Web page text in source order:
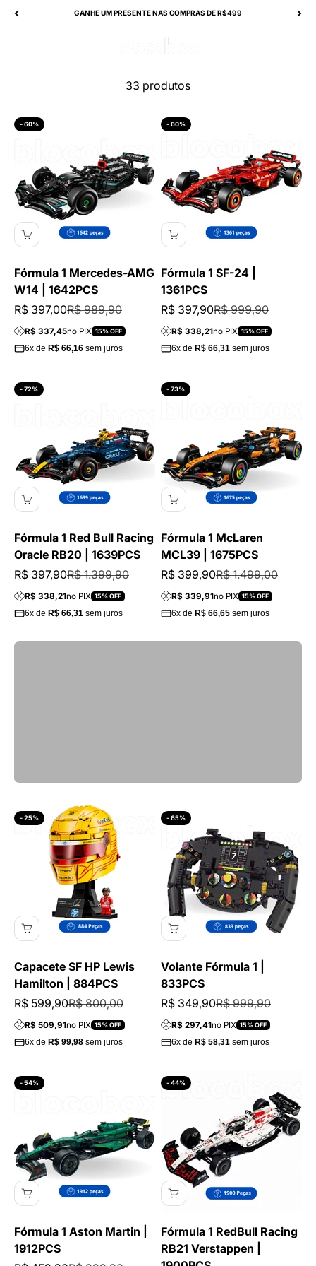
Pular para o conteúdoGANHE UM PRESENTE NAS COMPRAS DE R$499
33 produtos
- 60%
Fórmula 1 Mercedes-AMG
W14 | 1642PCS
Preço promocional
R$ 397,00Preço normal
R$ 989,90
R$ 337,45no PIX 15% OFF
6x de R$ 66,16 sem juros
- 60%
Fórmula 1 SF-24 |
1361PCS
Preço promocional
R$ 397,90Preço normal
R$ 999,90
R$ 338,21no PIX 15% OFF
6x de R$ 66,31 sem juros
- 72%
Fórmula 1 Red Bull Racing
Oracle RB20 | 1639PCS
Preço promocional
R$ 397,90Preço normal
R$ 1.399,90
R$ 338,21no PIX 15% OFF
6x de R$ 66,31 sem juros
- 73%
Fórmula 1 McLaren
MCL39 | 1675PCS
Preço promocional
R$ 399,90Preço normal
R$ 1.499,00
R$ 339,91no PIX 15% OFF
6x de R$ 66,65 sem juros
- 25%
Capacete SF HP Lewis
Hamilton | 884PCS
Preço promocional
R$ 599,90Preço normal
R$ 800,00
R$ 509,91no PIX 15% OFF
6x de R$ 99,98 sem juros
- 65%
Volante Fórmula 1 |
833PCS
Preço promocional
R$ 349,90Preço normal
R$ 999,90
R$ 297,41no PIX 15% OFF
6x de R$ 58,31 sem juros
- 54%
Fórmula 1 Aston Martin |
1912PCS
- 44%
Fórmula 1 RedBull Racing
RB21 Verstappen |